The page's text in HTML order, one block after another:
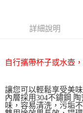
相關說明
１．簡單：不需註冊會員
【「AFTEE先享後付」結
１．於結帳方式選擇「
貨到付款
運送方式
全家取貨付款三天後到
詳細說明
自行攜帶杯子或水壺
讓您可以輕鬆享受美
內層採用304不鏽鋼
味，容易清洗，污垢